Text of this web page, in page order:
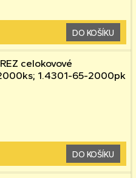
DO KOŠÍKU
celokovové
1.4301-65-2000pk
DO KOŠÍKU